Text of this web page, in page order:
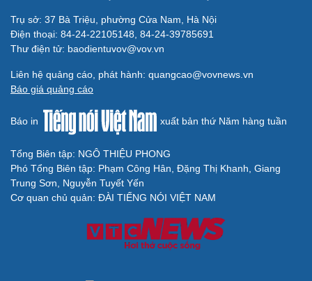
BÁO ĐIỆN TỬ TIẾNG NÓI VIỆT NAM
Trụ sở: 37 Bà Triệu, phường Cửa Nam, Hà Nội
Điện thoại: 84-24-22105148, 84-24-39785691
Thư điện tử: baodientuvov@vov.vn
Liên hệ quảng cáo, phát hành: quangcao@vovnews.vn